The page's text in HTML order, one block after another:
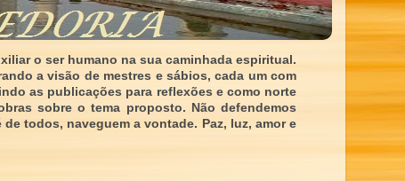
o ser humano na sua caminhada espiritual.
a visão de mestres e sábios, cada um com
as publicações para reflexões e como norte
sobre o tema proposto. Não defendemos
todos, naveguem a vontade. Paz, luz, amor e